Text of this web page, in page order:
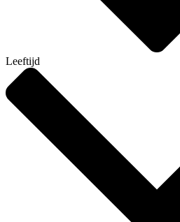
Leeftijd